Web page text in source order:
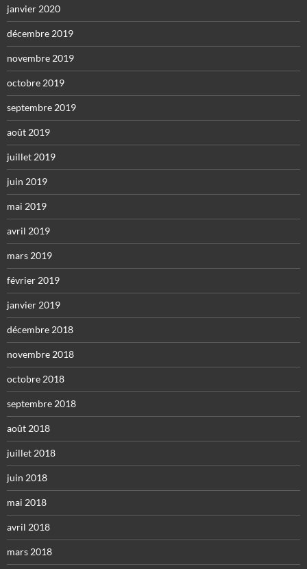
janvier 2020
décembre 2019
novembre 2019
octobre 2019
septembre 2019
août 2019
juillet 2019
juin 2019
mai 2019
avril 2019
mars 2019
février 2019
janvier 2019
décembre 2018
novembre 2018
octobre 2018
septembre 2018
août 2018
juillet 2018
juin 2018
mai 2018
avril 2018
mars 2018